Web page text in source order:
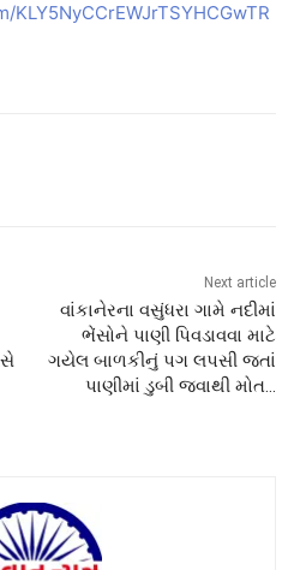
Next article
વાંકાનેરના વસુંધરા ગામે નદીમાં
ભેંસોને પાણી પિવડાવવા માટે
ગયેલ બાળકીનું પગ લપસી જતાં
પાણીમાં ડુબી જવાથી મોત…